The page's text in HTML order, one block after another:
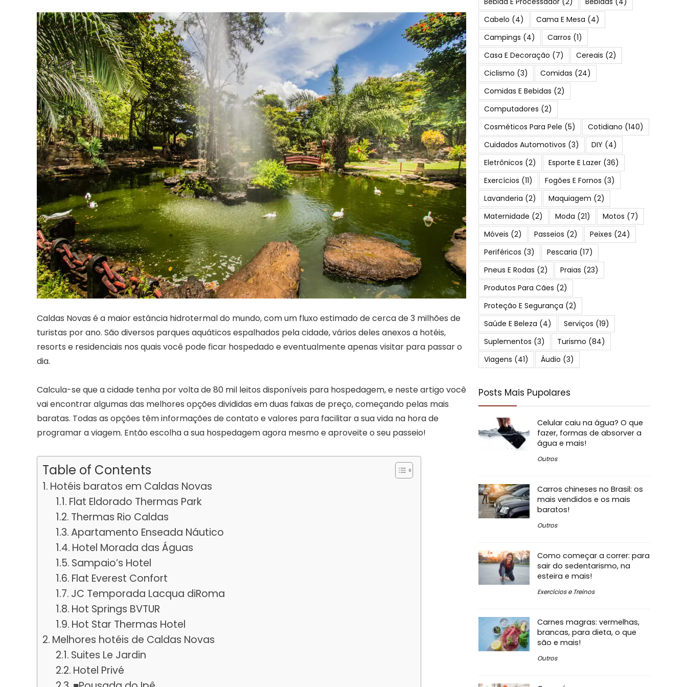
Caldas Novas é a maior estância hidrotermal do mundo, com um fluxo estimado de cerca de 3 milhões de
turistas por ano. São diversos parques aquáticos espalhados pela cidade, vários deles anexos a hotéis,
resorts e residenciais nos quais você pode ficar hospedado e eventualmente apenas visitar para passar o
dia.
Calcula-se que a cidade tenha por volta de 80 mil leitos disponíveis para hospedagem, e neste artigo você
vai encontrar algumas das melhores opções divididas em duas faixas de preço, começando pelas mais
baratas. Todas as opções têm informações de contato e valores para facilitar a sua vida na hora de
programar a viagem. Então escolha a sua hospedagem agora mesmo e aproveite o seu passeio!
Table of Contents
Hotéis baratos em Caldas Novas
Flat Eldorado Thermas Park
Thermas Rio Caldas
Apartamento Enseada Náutico
Hotel Morada das Águas
Sampaio’s Hotel
Flat Everest Confort
JC Temporada Lacqua diRoma
Hot Springs BVTUR
Hot Star Thermas Hotel
Melhores hotéis de Caldas Novas
Suites Le Jardin
Hotel Privé
Cabelo (4) Cama E Mesa (4)
Campings (4) Carros (1)
Casa E Decoração (7) Cereais (2)
Ciclismo (3) Comidas (24)
Comidas E Bebidas (2)
Computadores (2)
Cosméticos Para Pele (5) Cotidiano (140)
Cuidados Automotivos (3) DIY (4)
Eletrônicos (2) Esporte E Lazer (36)
Exercícios (11) Fogões E Fornos (3)
Lavanderia (2) Maquiagem (2)
Maternidade (2) Moda (21) Motos (7)
Móveis (2) Passeios (2) Peixes (24)
Periféricos (3) Pescaria (17)
Pneus E Rodas (2) Praias (23)
Produtos Para Cães (2)
Proteção E Segurança (2)
Saúde E Beleza (4) Serviços (19)
Suplementos (3) Turismo (84)
Viagens (41) Áudio (3)
Posts Mais Pupolares
Celular caiu na água? O que
fazer, formas de absorver a
água e mais!
Outros
Carros chineses no Brasil: os
mais vendidos e os mais
baratos!
Outros
Como começar a correr: para
sair do sedentarismo, na
esteira e mais!
Exercícios e Treinos
Carnes magras: vermelhas,
brancas, para dieta, o que
são e mais!
Outros